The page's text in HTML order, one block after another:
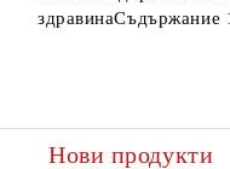
здравинаСъдържание
Нови продукти